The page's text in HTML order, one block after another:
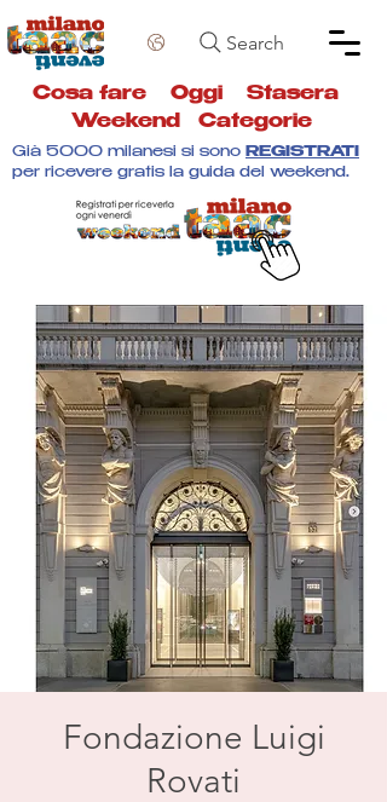
Search
Cosa fare Oggi Stasera
Weekend
Categorie
Già 5000 milanesi si sono REGISTRATI
per ricevere gratis la guida del weekend.
Fondazione Luigi
Rovati